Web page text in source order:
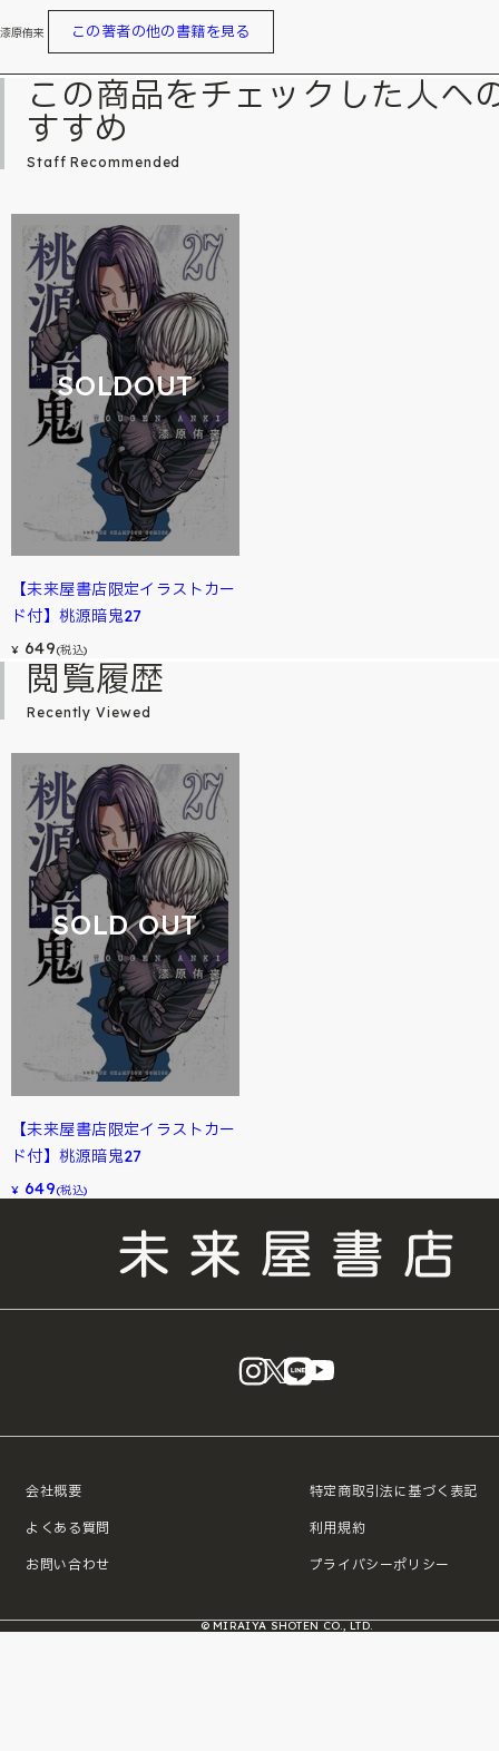
漆原侑来 この著者の他の書籍を見る
この商品をチェックした人へ
すすめ
Staff Recommended
SOLDOUT
【未来屋書店限定イラストカー
ド付】桃源暗鬼27
¥ 649(税込)
閲覧履歴
Recently Viewed
SOLD OUT
【未来屋書店限定イラストカー
ド付】桃源暗鬼27
¥ 649(税込)
instagram
X LINE
会社概要
よくある質問
お問い合わせ
特定商取引法に基づく表記
利用規約
プライバシーポリシー
© MIRAIYA SHOTEN CO., LTD.